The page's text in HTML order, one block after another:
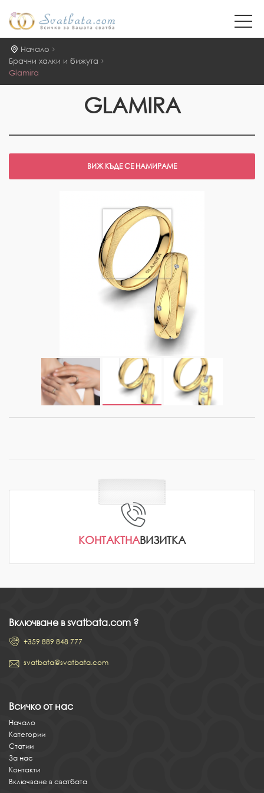
Начало
Брачни халки и бижута
Glamira
GLAMIRA
КОНТАКТНАВИЗИТКА
Включване в svatbata.com ?
+359 889 848 777
svatbata@svatbata.com
Всичко от нас
Начало
Категории
Статии
За нас
Контакти
Включване в сватбата